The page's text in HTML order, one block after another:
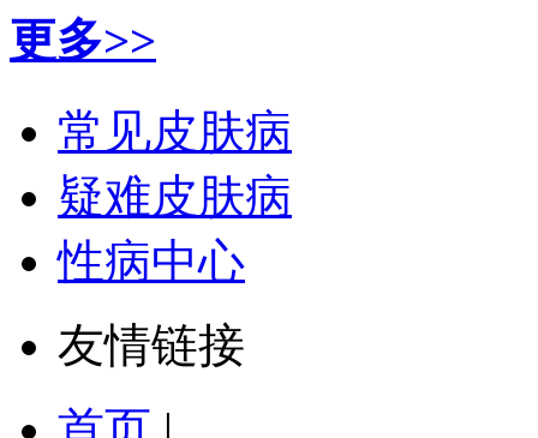
更多>>
常见皮肤病
疑难皮肤病
性病中心
友情链接